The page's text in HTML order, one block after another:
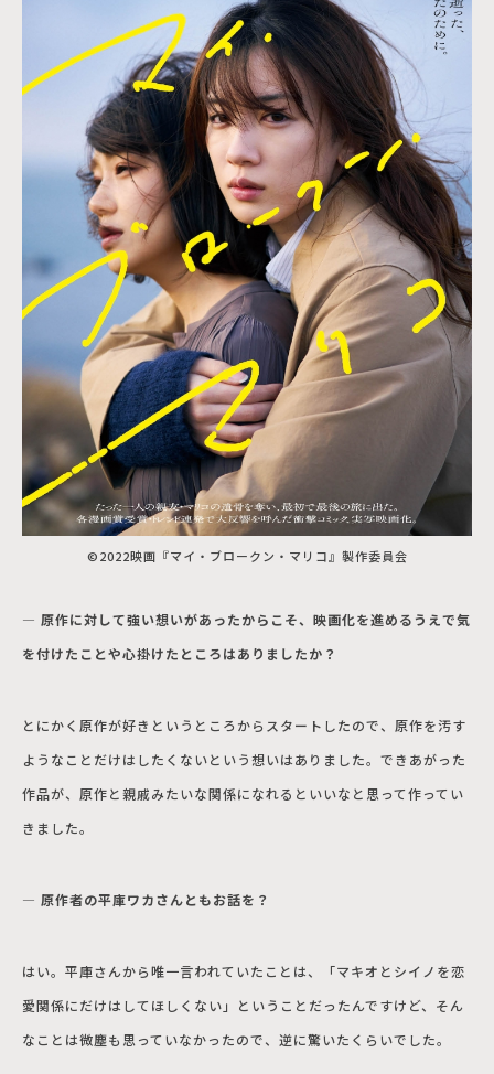
©2022映画『マイ・ブロークン・マリコ』製作委員会
― 原作に対して強い想いがあったからこそ、映画化を進めるうえで気
を付けたことや心掛けたところはありましたか？
とにかく原作が好きというところからスタートしたので、原作を汚す
ようなことだけはしたくないという想いはありました。できあがった
作品が、原作と親戚みたいな関係になれるといいなと思って作ってい
きました。
― 原作者の平庫ワカさんともお話を？
はい。平庫さんから唯一言われていたことは、「マキオとシイノを恋
愛関係にだけはしてほしくない」ということだったんですけど、そん
なことは微塵も思っていなかったので、逆に驚いたくらいでした。